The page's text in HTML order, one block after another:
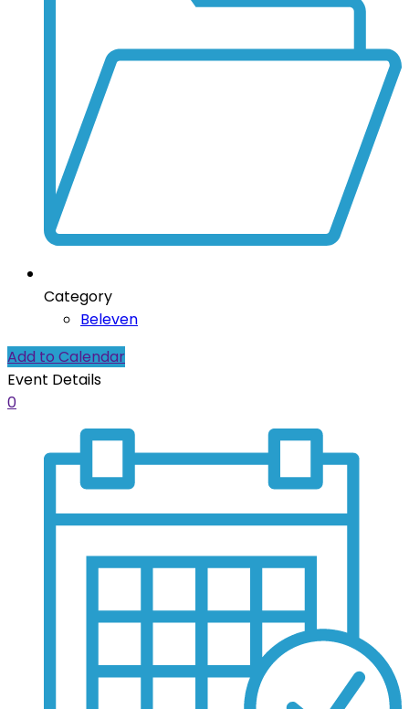
Category
Beleven
Add to Calendar
Event Details
0